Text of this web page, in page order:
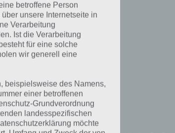
betroffene Person
unsere Internetseite in
Verarbeitung
Ist die Verarbeitung
für eine solche
wir generell eine
beispielsweise des Namens,
einer betroffenen
Grundverordnung
landesspezifischen
möchte